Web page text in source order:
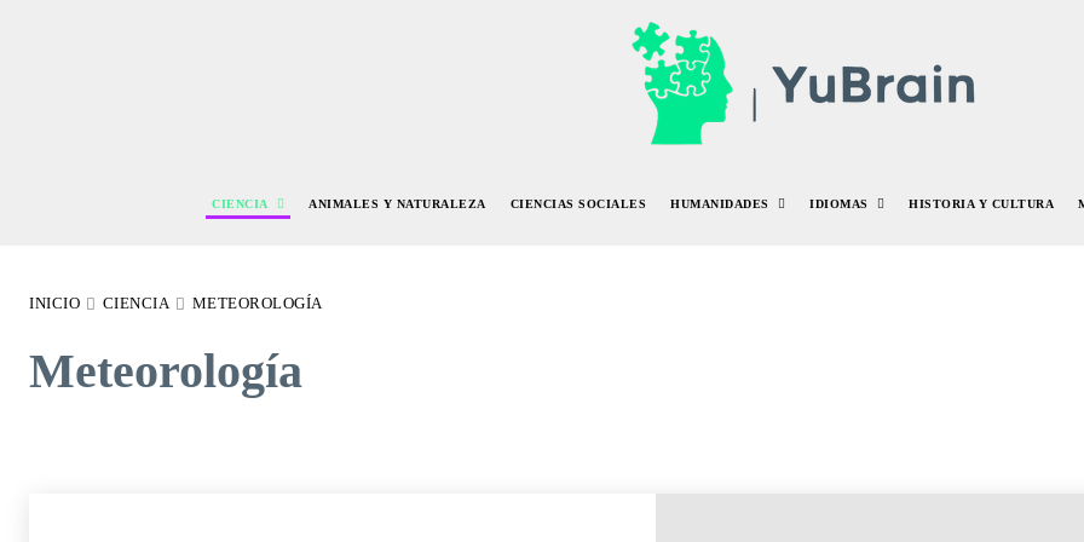
CIENCIA ANIMALES Y NATURALEZA CIENCIAS SOCIALES HUMANIDADES IDIOMAS HISTORIA Y CULTURA
INICIO CIENCIA METEOROLOGÍA
Meteorología